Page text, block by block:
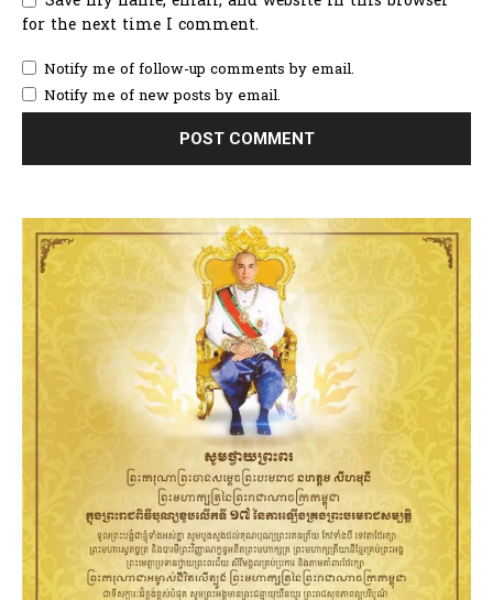
for the next time I comment.
Notify me of follow-up comments by email.
Notify me of new posts by email.